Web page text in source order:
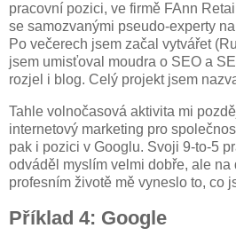
pracovní pozici, ve firmě FAnn
se samozvanými pseudo-experty
Po večerech jsem začal vytvářet
jsem umisťoval moudra o SEO a
rozjel i blog. Celý projekt jsem
Tahle volnočasová aktivita mi
internetový marketing pro
pak i pozici v Googlu. Svoji 9-to-5
odváděl myslím velmi dobře, ale na
profesním životě mě vyneslo to, co
Příklad 4: Google